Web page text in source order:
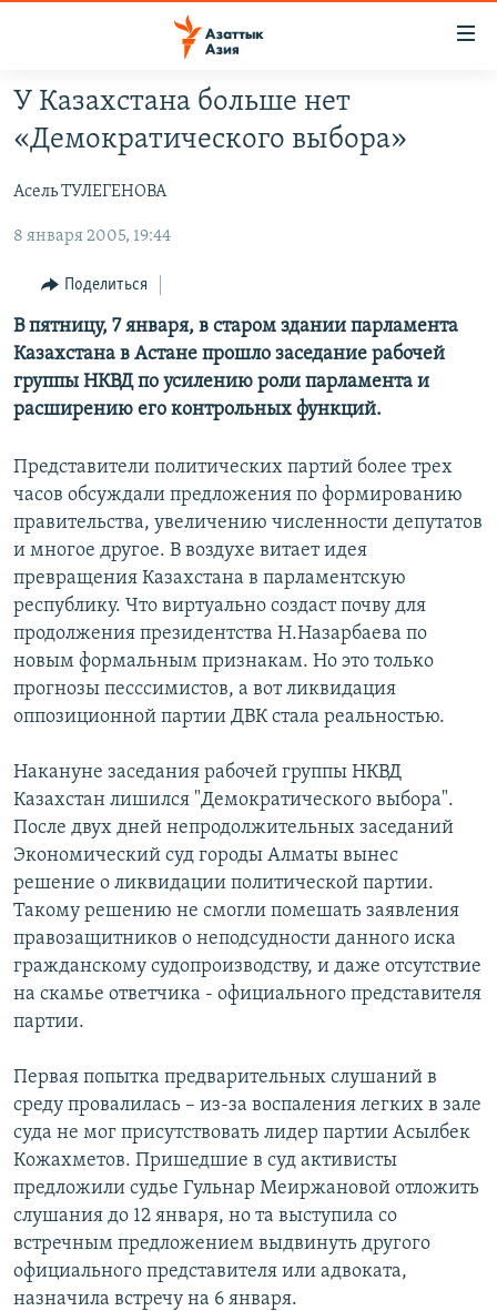
Вернуться
основному
Вернутся
навигации
поиску
КАЗАХСТАН
КЫРГЫЗСТАН
УЗБЕКИСТАН
ТАДЖИКИСТАН
НОВОСТИ
ВОЙНА В УКРАИНЕ
НА ДРУГИХ ЯЗЫКАХ
ҚАЗАҚША
КЫРГЫЗЧА
ЎЗБЕКЧА
ПОДПИШИТЕСЬ НА НАС В СОЦСЕТЯХ
Все сайты РСЕ/РС
У Казахстана больше нет
«Демократического выбора»
Асель ТУЛЕГЕНОВА
8 января 2005, 19:44
Поделиться
В пятницу, 7 января, в старом здании парламента
Казахстана в Астане прошло заседание рабочей
группы НКВД по усилению роли парламента и
расширению его контрольных функций.
Представители политических партий более трех
часов обсуждали предложения по формированию
правительства, увеличению численности депутатов
и многое другое. В воздухе витает идея
превращения Казахстана в парламентскую
республику. Что виртуально создаст почву для
продолжения президентства Н.Назарбаева по
новым формальным признакам. Но это только
прогнозы песссимистов, а вот ликвидация
оппозиционной партии ДВК стала реальностью.
Накануне заседания рабочей группы НКВД
Казахстан лишился "Демократического выбора".
После двух дней непродолжительных заседаний
Экономический суд городы Алматы вынес
решение о ликвидации политической партии.
Такому решению не смогли помешать заявления
правозащитников о неподсудности данного иска
гражданскому судопроизводству, и даже отсутствие
на скамье ответчика - официального представителя
партии.
Первая попытка предварительных слушаний в
среду провалилась – из-за воспаления легких в зале
суда не мог присутствовать лидер партии Асылбек
Кожахметов. Пришедшие в суд активисты
предложили судье Гульнар Меиржановой отложить
слушания до 12 января, но та выступила со
встречным предложением выдвинуть другого
официального представителя или адвоката,
назначила встречу на 6 января.